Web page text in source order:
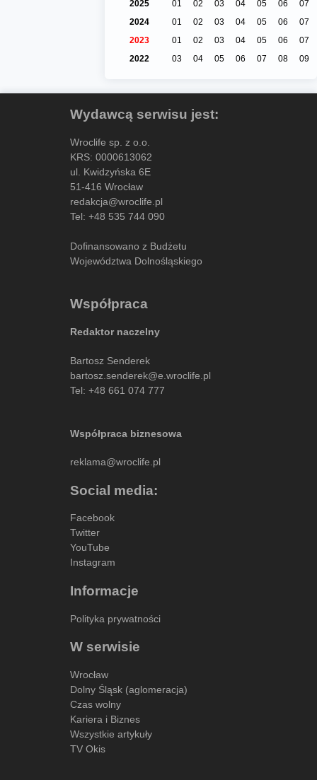
2025 01 02 03 04 05 06
07
2024
01 02 03 04 05 06
07
2023
01 02 03 04 05 06
07
2022
03 04 05 06 07 08 09
Wydawcą serwisu jest:
Wroclife sp. z o.o.
KRS: 0000613062
ul. Kwidzyńska 6E
51-416 Wrocław
redakcja@wroclife.pl
Tel: +48 535 744 090
Dofinansowano z Budżetu
Województwa Dolnośląskiego
Współpraca
Redaktor naczelny
Bartosz Senderek
bartosz.senderek@e.wroclife.pl
Tel: +48 661 074 777
Współpraca biznesowa
reklama@wroclife.pl
Social media:
Facebook
Twitter
YouTube
Instagram
Informacje
Polityka prywatności
W serwisie
Wrocław
Dolny Śląsk (aglomeracja)
Czas wolny
Kariera i Biznes
Wszystkie artykuły
TV Okis